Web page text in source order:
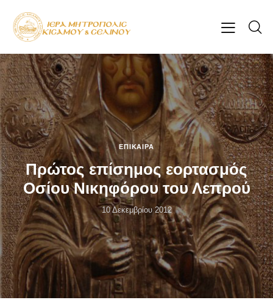
ΕΠΊΚΑΙΡΑ
Πρώτος επίσημος εορτασμός
Οσίου Νικηφόρου του Λεπρού
10 Δεκεμβρίου 2012